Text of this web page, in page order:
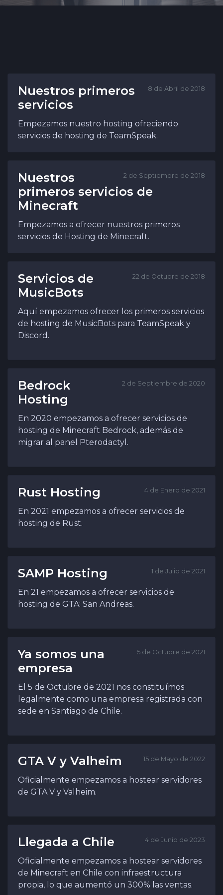
8 de Abril de 2018
Nuestros primeros
servicios
Empezamos nuestro hosting ofreciendo
servicios de hosting de TeamSpeak.
2 de Septiembre de 2018
Nuestros
primeros servicios de
Minecraft
Empezamos a ofrecer nuestros primeros
servicios de Hosting de Minecraft.
22 de Octubre de 2018
Servicios de
MusicBots
Aquí empezamos ofrecer los primeros servicios
de hosting de MusicBots para TeamSpeak y
Discord.
2 de Septiembre de 2020
Bedrock
Hosting
En 2020 empezamos a ofrecer servicios de
hosting de Minecraft Bedrock, además de
migrar al panel Pterodactyl.
4 de Enero de 2021
Rust Hosting
En 2021 empezamos a ofrecer servicios de
hosting de Rust.
1 de Julio de 2021
SAMP Hosting
En 21 empezamos a ofrecer servicios de
hosting de GTA: San Andreas.
5 de Octubre de 2021
Ya somos una
empresa
El 5 de Octubre de 2021 nos constituímos
legalmente como una empresa registrada con
sede en Santiago de Chile.
15 de Mayo de 2022
GTA V y Valheim
Oficialmente empezamos a hostear servidores
de GTA V y Valheim.
4 de Junio de 2023
Llegada a Chile
Oficialmente empezamos a hostear servidores
de Minecraft en Chile con infraestructura
propia, lo que aumentó un 300% las ventas.